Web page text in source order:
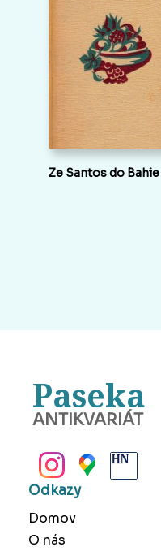
Ze Santos do Bahie
Paseka
ANTIKVARIÁT
Odkazy
Domov
O nás